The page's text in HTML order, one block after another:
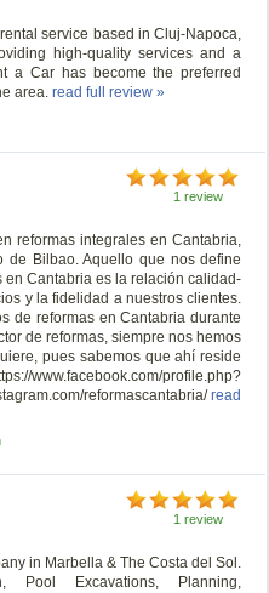
service based in Cluj-Napoca,
high-quality services and a
a Car has become the preferred
area.read full review »
1 review
reformas integrales en Cantabria,
de Bilbao. Aquello que nos define
Cantabria es la relación calidad-
y la fidelidad a nuestros clientes.
de reformas en Cantabria durante
de reformas, siempre nos hemos
pues sabemos que ahí reside
profile.php?
reformascantabria/read
1 review
in Marbella & The Costa del Sol.
Pool Excavations, Planning,